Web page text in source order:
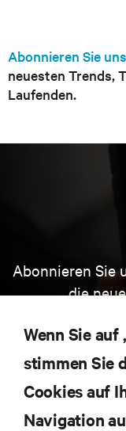
Abonnieren Sie
neuesten Trends,
Laufenden.
Abonnieren Sie
die
Themen der
und
Wenn Sie
stimmen Sie
Cookies auf
Navigation